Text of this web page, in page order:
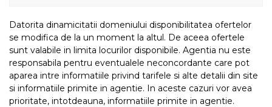
Datorita dinamicitatii domeniului disponibilitatea ofertelor
se modifica de la un moment la altul. De aceea ofertele
sunt valabile in limita locurilor disponibile. Agentia nu este
responsabila pentru eventualele neconcordante care pot
aparea intre informatiile privind tarifele si alte detalii din site
si informatiile primite in agentie. In aceste cazuri vor avea
prioritate, intotdeauna, informatiile primite in agentie.